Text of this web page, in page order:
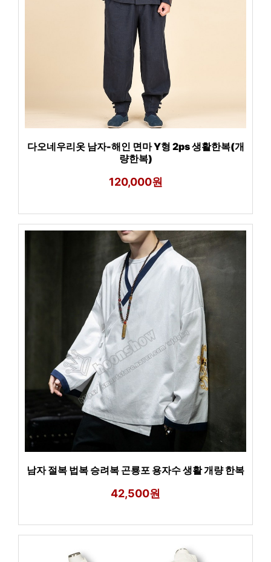
다오네우리옷 남자-해인 면마 Y형 2ps 생활한복(개
량한복)
120,000원
남자 절복 법복 승려복 곤룡포 용자수 생활 개량 한복
42,500원